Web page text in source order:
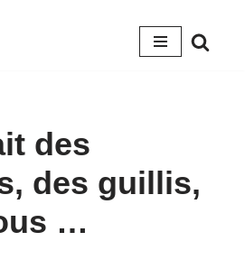
des
des guillis,
…